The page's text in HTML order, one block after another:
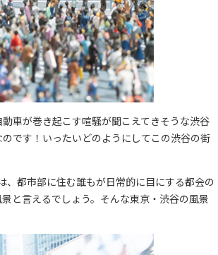
車が巻き起こす喧騒が聞こえてきそうな渋谷
です！いったいどのようにしてこの渋谷の街
都市部に住む誰もが日常的に目にする都会の
と言えるでしょう。そんな東京・渋谷の風景